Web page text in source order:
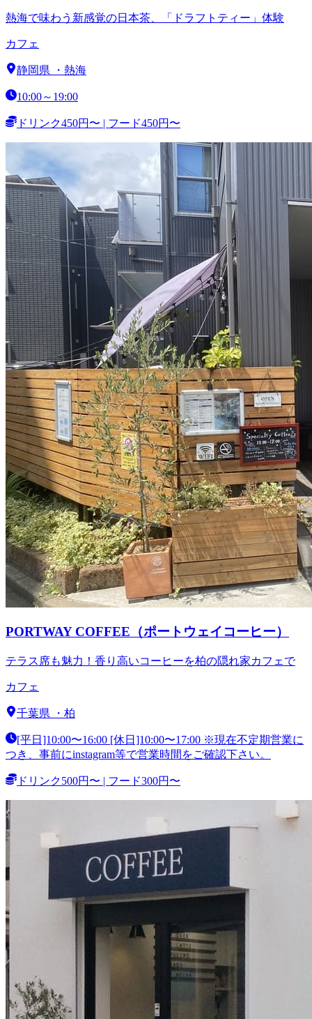
熱海で味わう新感覚の日本茶、「ドラフトティー」体験
カフェ
静岡県 ・ 熱海
10:00～19:00
ドリンク450円〜 | フード450円〜
PORTWAY COFFEE（ポートウェイコーヒー）
テラス席も魅力！香り高いコーヒーを柏の隠れ家カフェで
カフェ
千葉県 ・ 柏
[平日]10:00〜16:00 [休日]10:00〜17:00 ※現在不定期営業に
つき、事前にinstagram等で営業時間をご確認下さい。
ドリンク500円〜 | フード300円〜